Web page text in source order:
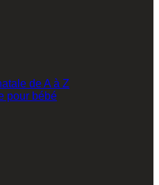
de A à Z
pour bébé